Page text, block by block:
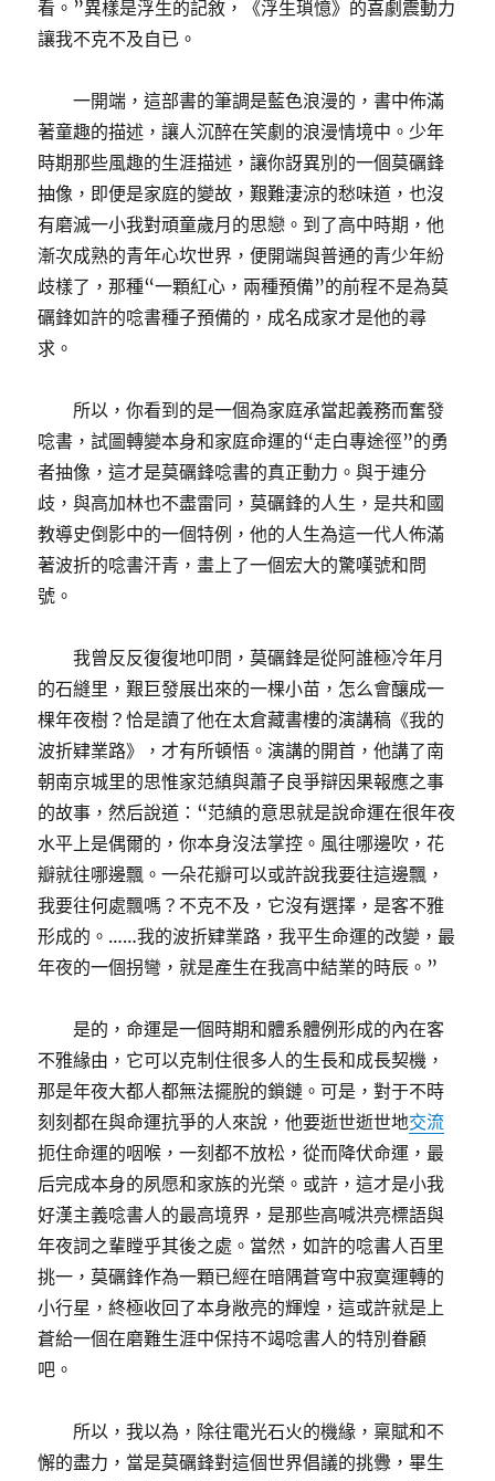
看。”異樣是浮生的記敘，《浮生瑣憶》的喜劇震動力
讓我不克不及自已。
一開端，這部書的筆調是藍色浪漫的，書中佈滿
著童趣的描述，讓人沉醉在笑劇的浪漫情境中。少年
時期那些風趣的生涯描述，讓你訝異別的一個莫礪鋒
抽像，即便是家庭的變故，艱難淒涼的愁味道，也沒
有磨滅一小我對頑童歲月的思戀。到了高中時期，他
漸次成熟的青年心坎世界，便開端與普通的青少年紛
歧樣了，那種“一顆紅心，兩種預備”的前程不是為莫
礪鋒如許的唸書種子預備的，成名成家才是他的尋
求。
所以，你看到的是一個為家庭承當起義務而奮發
唸書，試圖轉變本身和家庭命運的“走白專途徑”的勇
者抽像，這才是莫礪鋒唸書的真正動力。與于連分
歧，與高加林也不盡雷同，莫礪鋒的人生，是共和國
教導史倒影中的一個特例，他的人生為這一代人佈滿
著波折的唸書汗青，畫上了一個宏大的驚嘆號和問
號。
我曾反反復復地叩問，莫礪鋒是從阿誰極冷年月
的石縫里，艱巨發展出來的一棵小苗，怎么會釀成一
棵年夜樹？恰是讀了他在太倉藏書樓的演講稿《我的
波折肄業路》，才有所頓悟。演講的開首，他講了南
朝南京城里的思惟家范縝與蕭子良爭辯因果報應之事
的故事，然后說道：“范縝的意思就是說命運在很年夜
水平上是偶爾的，你本身沒法掌控。風往哪邊吹，花
瓣就往哪邊飄。一朵花瓣可以或許說我要往這邊飄，
我要往何處飄嗎？不克不及，它沒有選擇，是客不雅
形成的。……我的波折肄業路，我平生命運的改變，最
年夜的一個拐彎，就是產生在我高中結業的時辰。”
是的，命運是一個時期和體系體例形成的內在客
不雅緣由，它可以克制住很多人的生長和成長契機，
那是年夜大都人都無法擺脫的鎖鏈。可是，對于不時
刻刻都在與命運抗爭的人來說，他要逝世逝世地交流
扼住命運的咽喉，一刻都不放松，從而降伏命運，最
后完成本身的夙愿和家族的光榮。或許，這才是小我
好漢主義唸書人的最高境界，是那些高喊洪亮標語與
年夜詞之輩瞠乎其後之處。當然，如許的唸書人百里
挑一，莫礪鋒作為一顆已經在暗隅蒼穹中寂寞運轉的
小行星，終極收回了本身敞亮的輝煌，這或許就是上
蒼給一個在磨難生涯中保持不竭唸書人的特別眷顧
吧。
所以，我以為，除往電光石火的機緣，稟賦和不
懈的盡力，當是莫礪鋒對這個世界倡議的挑釁，畢生